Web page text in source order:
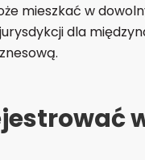
mieszkać w
dla